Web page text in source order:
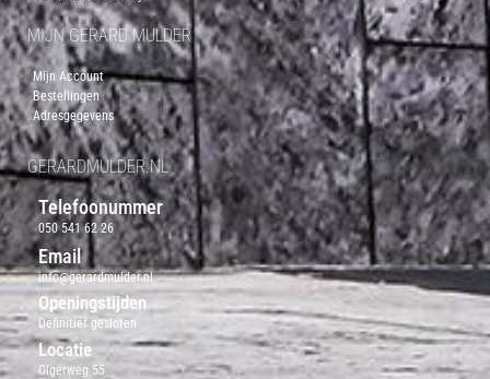
MIJN GERARD MULDER
Mijn Account
Bestellingen
Adresgegevens
GERARDMULDER.NL
Telefoonummer
050 541 62 26
Email
info@gerardmulder.nl
Openingstijden
Definitief gesloten
Locatie
Olgerweg 55